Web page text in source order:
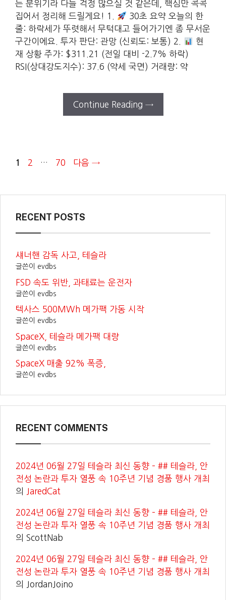
는 분위기라 다들 걱정 많으실 것 같은데, 핵심만 콕콕
집어서 정리해 드릴게요! 1.
30초 요약 오늘의 한
줄: 하락세가 뚜렷해서 무턱대고 들어가기엔 좀 무서운
구간이에요. 투자 판단: 관망 (신뢰도: 보통) 2.
현
재 상황 주가: $311.21 (전일 대비 -2.7% 하락)
RSI(상대강도지수): 37.6 (약세 국면) 거래량: 약
Continue Reading →
페
1
페
2 …
페
70 다음 →
RECENT POSTS
섀너핸 감독 사고, 테슬라
글쓴이 evdbs
FSD 속도 위반, 과태료는 운전자
글쓴이 evdbs
텍사스 500MWh 메가팩 가동 시작
글쓴이 evdbs
SpaceX, 테슬라 메가팩 대량
글쓴이 evdbs
SpaceX 매출 92% 폭증,
글쓴이 evdbs
RECENT COMMENTS
2024년 06월 27일 테슬라 최신 동향 – ## 테슬라, 안
전성 논란과 투자 열풍 속 10주년 기념 경품 행사 개최
의
JaredCat
2024년 06월 27일 테슬라 최신 동향 – ## 테슬라, 안
전성 논란과 투자 열풍 속 10주년 기념 경품 행사 개최
의 ScottNab
2024년 06월 27일 테슬라 최신 동향 – ## 테슬라, 안
전성 논란과 투자 열풍 속 10주년 기념 경품 행사 개최
의
JordanJoino